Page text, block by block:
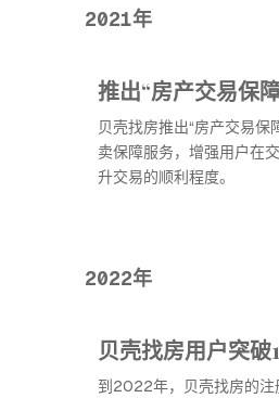
2021年
推出“房产交易保
贝壳找房推出“房产交易保
卖保障服务，增强用户在
升交易的顺利程度。
2022年
贝壳找房用户突
到2022年，贝壳找房的